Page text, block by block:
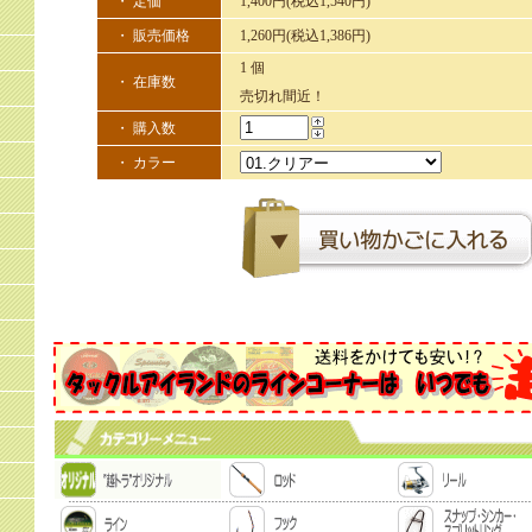
・ 販売価格 1,260円(税込1,386円)
・ 在庫数
1 個
売切れ間近！
・ 購入数
・ カラー